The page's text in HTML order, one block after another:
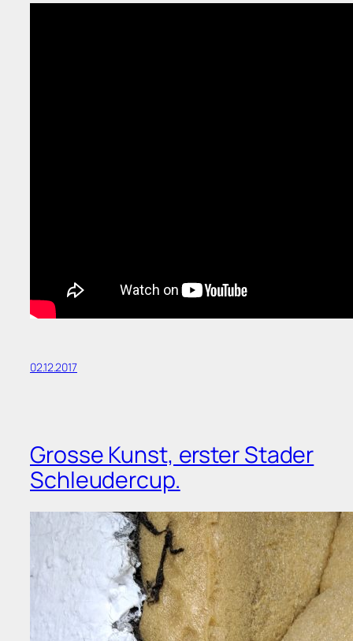
02.12.2017
Grosse Kunst, erster Stader
Schleudercup.